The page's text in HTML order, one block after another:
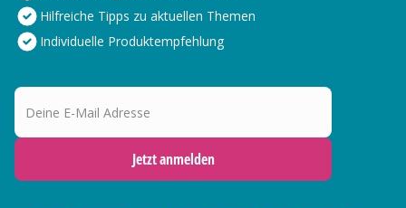
Hilfreiche Tipps zu aktuellen Themen
Individuelle Produktempfehlung
Deine E-Mail Adresse
Jetzt anmelden